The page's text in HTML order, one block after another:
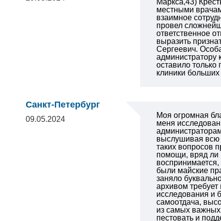
Маркса,43)
местными
взаимное
провел
ответственное
выразить
Сергеевич.
администратору
оставило
клиники
Санкт-Петербург
09.05.2024
Моя огромная
меня
выслушивая всю
таких вопросов
помощи, вряд ли
были майские
заняло
архивом
исследования и
самоотдача,
из самых
пестовать и